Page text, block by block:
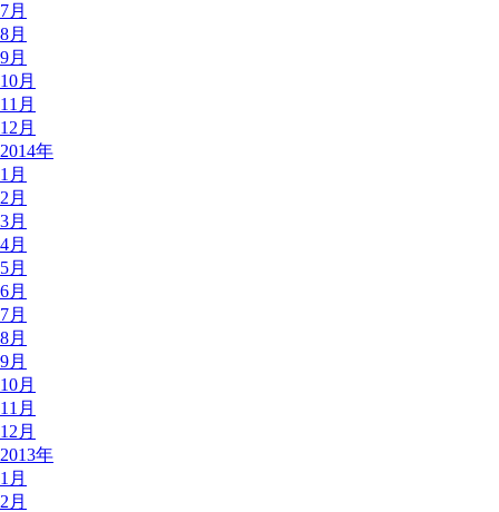
7月
8月
9月
10月
11月
12月
2014年
1月
2月
3月
4月
5月
6月
7月
8月
9月
10月
11月
12月
2013年
1月
2月